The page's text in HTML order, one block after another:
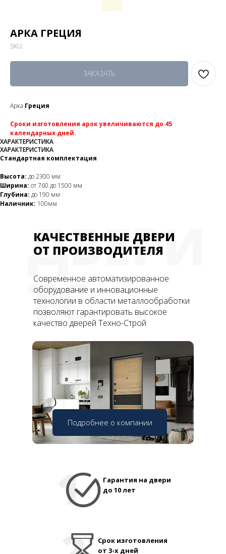
АРКА ГРЕЦИЯ
SKU:
ЗАКАЗАТЬ
Арка Греция
Сроки изготовления арок увеличиваются до 45
календарных дней.
ХАРАКТЕРИСТИКА
ХАРАКТЕРИСТИКА
Стандартная комплектация
Высота: до 2300 мм
Ширина: от 760 до 1500 мм
Глубина: до 190 мм
Наличник: 100мм
ДВЕРИ
ТС
КАЧЕСТВЕННЫЕ ДВЕРИ
ОТ ПРОИЗВОДИТЕЛЯ
Подробнее о компании
Современное автоматизированное
оборудование и инновационные
технологии в области металлообработки
позволяют гарантировать высокое
качество дверей Техно-Строй
Гарантия на двери
до 10 лет
Срок изготовления
от 3-х дней